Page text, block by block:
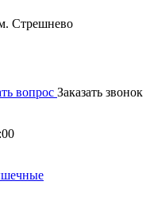
Стрешнево
вопрос Заказать звонок